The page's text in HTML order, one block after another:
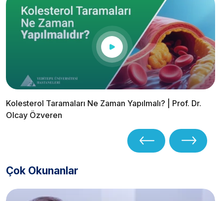
Kolesterol Taramaları Ne Zaman Yapılmalı? | Prof. Dr.
Olcay Özveren
Çok Okunanlar